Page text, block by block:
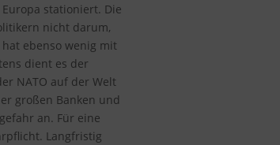
stationiert. Die
nicht darum,
ebenso wenig mit
dient es der
NATO auf der Welt
großen Banken und
an. Für eine
Langfristig